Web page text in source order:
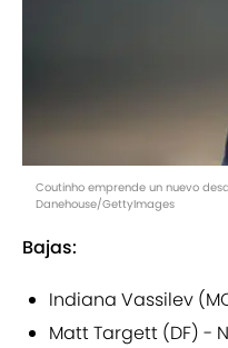
Coutinho emprende un nuevo
Danehouse/GettyImages
Bajas:
Indiana Vassilev
Matt Targett (DF) -